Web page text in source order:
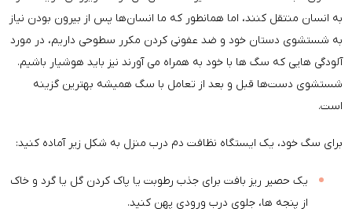
به انسان منتقل کنند، اما همانطور که ما انسان‌ها پس از بیرون بودن نیاز
به شستشوی دستان خود و ضد عفونی کردن مکرر سطوحی داریم، در مورد
آلودگی هایی که سگ ها با خود به همراه می آورند نیز باید هوشیار باشیم.
شستشوی دست‌ها قبل و بعد از تعامل با سگ همیشه بهترین گزینه
است.
برای سگ خود، یک ایستگاه نظافت دم درب منزل به شکل زیر آماده کنید:
یک حصیر ریز بافت برای جذب رطوبت یا پاک کردن گل یا گرد و خاک
از پنجه ها، جلوی درب ورودی پهن کنید.